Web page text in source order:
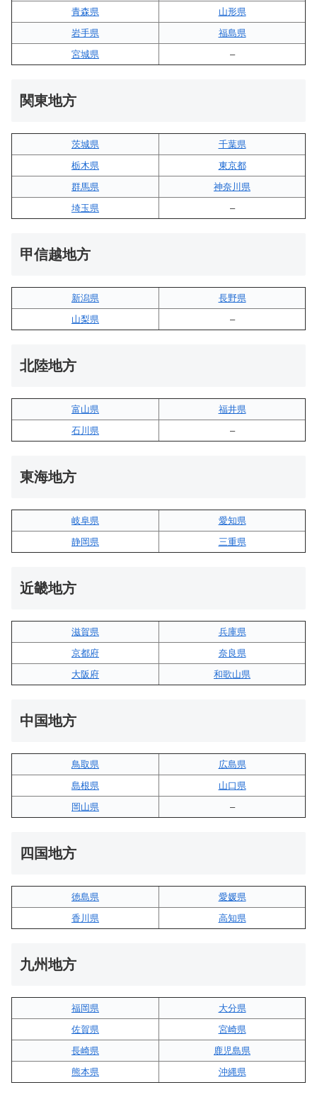
青森県
山形県
岩手県
福島県
宮城県
–
関東地方
茨城県
千葉県
栃木県
東京都
群馬県
神奈川県
埼玉県
–
甲信越地方
新潟県
長野県
山梨県
–
北陸地方
富山県
福井県
石川県
–
東海地方
岐阜県
愛知県
静岡県
三重県
近畿地方
滋賀県
兵庫県
京都府
奈良県
大阪府
和歌山県
中国地方
鳥取県
広島県
島根県
山口県
岡山県
–
四国地方
徳島県
愛媛県
香川県
高知県
九州地方
福岡県
大分県
佐賀県
宮崎県
長崎県
鹿児島県
熊本県
沖縄県